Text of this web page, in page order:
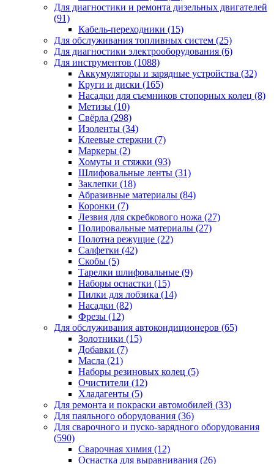
Для диагностики и ремонта дизельных двигателей
(91)
Кабель-переходники (15)
Для обслуживания топливных систем (25)
Для диагностики электрооборудования (6)
Для инструментов (1088)
Аккумуляторы и зарядные устройства (32)
Круги и диски (165)
Насадки для съемников стопорных колец (8)
Метизы (10)
Свёрла (298)
Изоленты (34)
Клеевые стержни (7)
Маркеры (2)
Хомуты и стяжки (93)
Шлифовальные ленты (31)
Заклепки (18)
Абразивные материалы (84)
Коронки (7)
Лезвия для скребкового ножа (27)
Полировальные материалы (27)
Полотна режущие (22)
Салфетки (42)
Скобы (5)
Тарелки шлифовальные (9)
Наборы оснастки (15)
Пилки для лобзика (14)
Насадки (82)
Фрезы (12)
Для обслуживания автокондиционеров (65)
Золотники (15)
Добавки (7)
Масла (21)
Наборы резиновых колец (5)
Очистители (12)
Хладагенты (5)
Для ремонта и покраски автомобилей (33)
Для паяльного оборудования (36)
Для сварочного и пуско-зарядного оборудования
(590)
Сварочная химия (12)
Оснастка для выравнивания (26)